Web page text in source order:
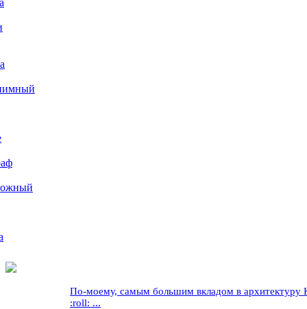
По-моему, самым большим вкладом в архитектуру
:roll: ...